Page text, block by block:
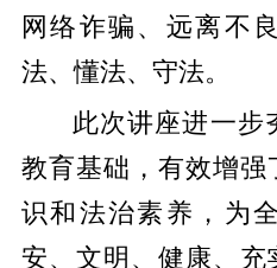
网络诈骗、远离不
法、懂法、守法。
此次讲座进一步
教育基础，有效增强
识和法治素养，为
安、文明、健康、充